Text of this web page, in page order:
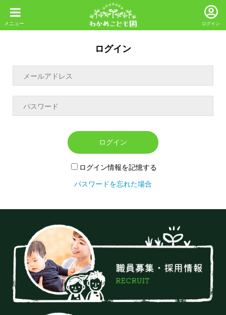
ログイン
ログイン
ログイン
ログイン情報を記憶する
パスワードを忘れた場合